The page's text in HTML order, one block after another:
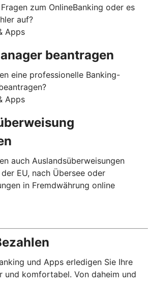
zum OnlineBanking oder es
auf?
Apps
beantragen
eine professionelle Banking-
Apps
auch Auslandsüberweisungen
EU, nach Übersee oder
in Fremdwährung online
und Apps erledigen Sie Ihre
und komfortabel. Von daheim und